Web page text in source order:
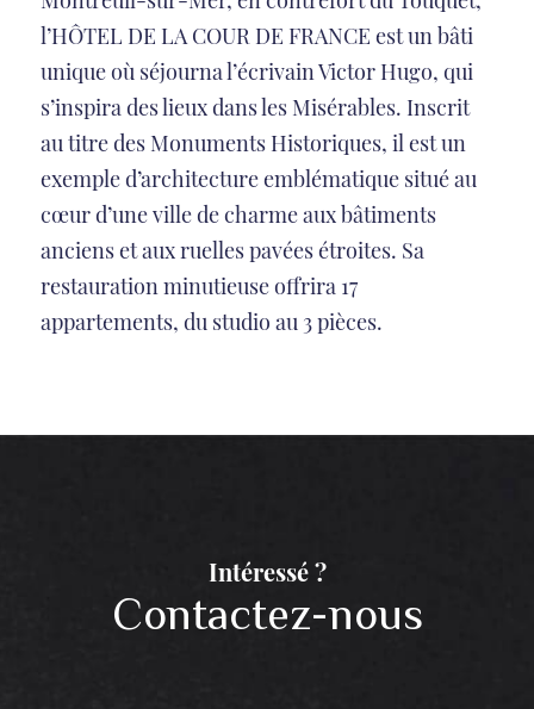
l’HÔTEL DE LA COUR DE FRANCE est un bâti
unique où séjourna l’écrivain Victor Hugo, qui
s’inspira des lieux dans les Misérables. Inscrit
au titre des Monuments Historiques, il est un
exemple d’architecture emblématique situé au
cœur d’une ville de charme aux bâtiments
anciens et aux ruelles pavées étroites. Sa
restauration minutieuse offrira 17
appartements, du studio au 3 pièces.
Intéressé ?
Contactez-nous